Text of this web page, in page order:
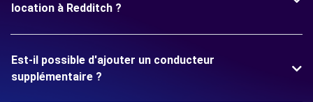
location à Redditch ?
Est-il possible d'ajouter un conducteur
supplémentaire ?